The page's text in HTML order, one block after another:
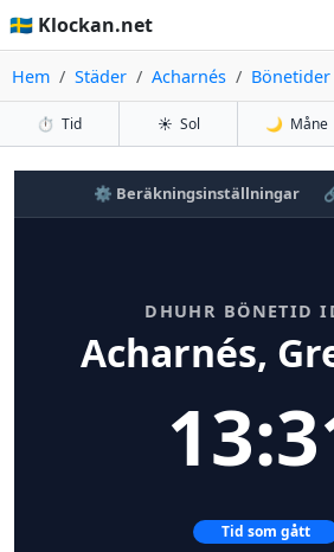
🇸🇪 Klockan.net
Hem Städer Acharnés Bönetider
⏱️ Tid ☀️ Sol 🌙 Måne
⚙️ Beräkningsinställningar
DHUHR BÖNETID
Acharnés,
Tid som gått